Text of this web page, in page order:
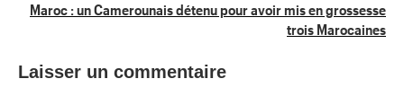
Maroc : un Camerounais détenu pour avoir mis en grossesse
trois Marocaines
Laisser un commentaire